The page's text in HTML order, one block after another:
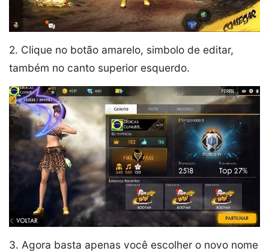
2. Clique no botão amarelo, simbolo de editar,
também no canto superior esquerdo.
3. Agora basta apenas você escolher o novo nome